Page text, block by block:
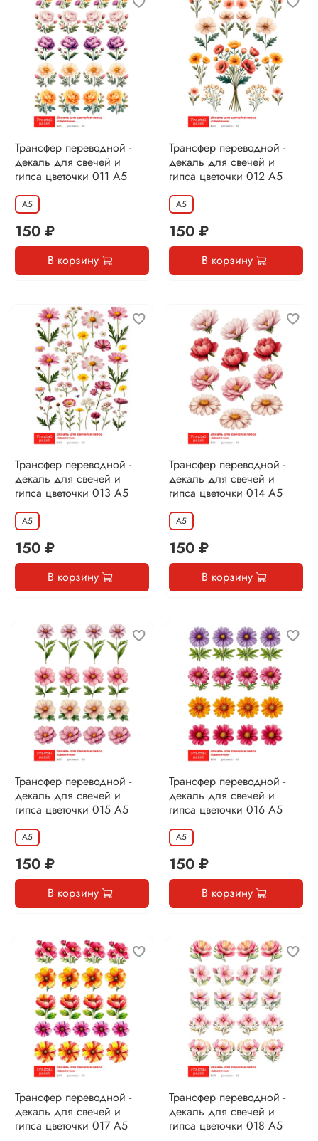
Трансфер переводной -
декаль для свечей и
гипса цветочки 011 А5
А5
150 ₽
В корзину
Трансфер переводной -
декаль для свечей и
гипса цветочки 012 А5
А5
150 ₽
В корзину
Трансфер переводной -
декаль для свечей и
гипса цветочки 013 А5
А5
150 ₽
В корзину
Трансфер переводной -
декаль для свечей и
гипса цветочки 014 А5
А5
150 ₽
В корзину
Трансфер переводной -
декаль для свечей и
гипса цветочки 015 А5
А5
150 ₽
В корзину
Трансфер переводной -
декаль для свечей и
гипса цветочки 016 А5
А5
150 ₽
В корзину
Трансфер переводной -
декаль для свечей и
гипса цветочки 017 А5
Трансфер переводной -
декаль для свечей и
гипса цветочки 018 А5